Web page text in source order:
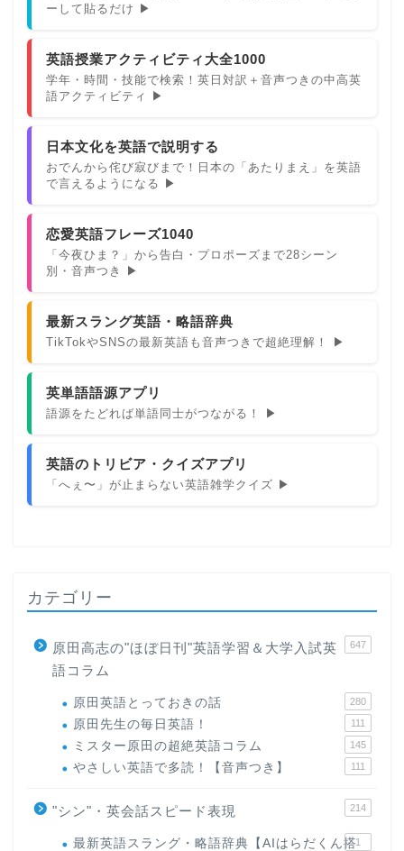
ーして貼るだけ ▶
英語授業アクティビティ大全1000
学年・時間・技能で検索！英日対訳＋音声つきの中高英
語アクティビティ ▶
日本文化を英語で説明する
おでんから侘び寂びまで！日本の「あたりまえ」を英語
で言えるようになる ▶
恋愛英語フレーズ1040
「今夜ひま？」から告白・プロポーズまで28シーン
別・音声つき ▶
最新スラング英語・略語辞典
TikTokやSNSの最新英語も音声つきで超絶理解！ ▶
英単語語源アプリ
語源をたどれば単語同士がつながる！ ▶
英語のトリビア・クイズアプリ
「へぇ〜」が止まらない英語雑学クイズ ▶
カテゴリー
原田高志の"ほぼ日刊"英語学習＆大学入試英
語コラム
647
原田英語とっておきの話 280
原田先生の毎日英語！ 111
ミスター原田の超絶英語コラム 145
やさしい英語で多読！【音声つき】 111
"シン"・英会話スピード表現 214
最新英語スラング・略語辞典【AIはらだくん搭1